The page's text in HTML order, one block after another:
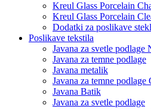
Kreul Glass Porcelain
Kreul Glass Porcelain
Dodatki za poslikave
Poslikave tekstila
Javana za svetle podlage
Javana za temne podlage
Javana metalik
Javana za temne podlage
Javana Batik
Javana za svetle podlage